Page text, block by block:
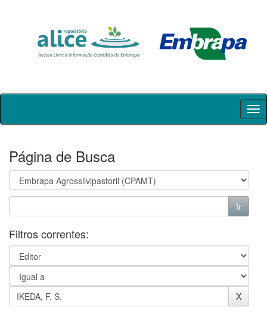
Skip
Página de Busca
Filtros correntes: